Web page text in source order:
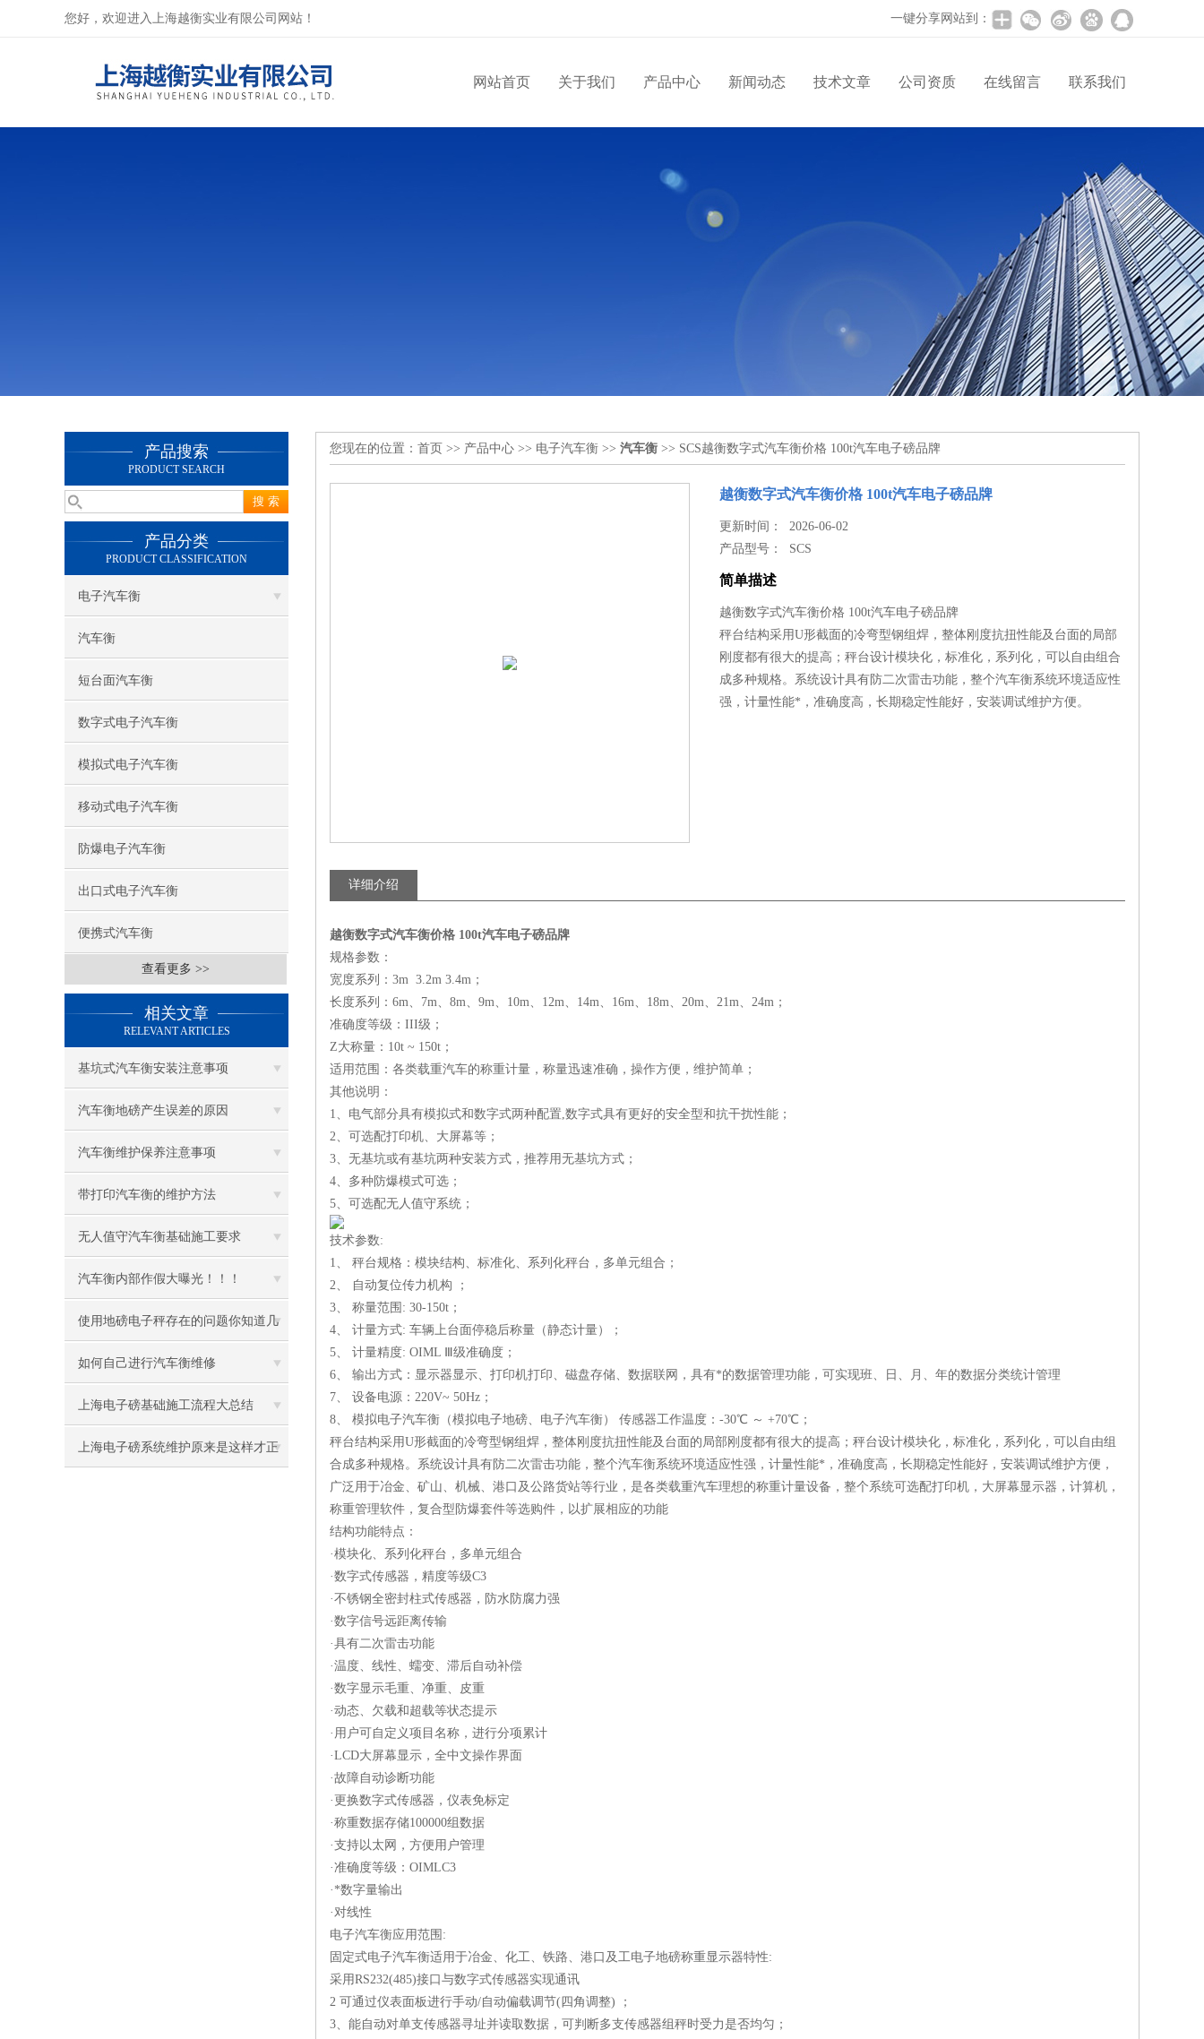
您好，欢迎进入上海越衡实业有限公司网站！ 一键分享网站到：
网站首页 关于我们 产品中心 新闻动态 技术文章 公司资质 在线留言 联系我们
产品搜索
PRODUCT SEARCH
产品分类
PRODUCT CLASSIFICATION
电子汽车衡
汽车衡
短台面汽车衡
数字式电子汽车衡
模拟式电子汽车衡
移动式电子汽车衡
防爆电子汽车衡
出口式电子汽车衡
便携式汽车衡
查看更多 >>
相关文章
RELEVANT ARTICLES
基坑式汽车衡安装注意事项
汽车衡地磅产生误差的原因
汽车衡维护保养注意事项
带打印汽车衡的维护方法
无人值守汽车衡基础施工要求
汽车衡内部作假大曝光！！！
使用地磅电子秤存在的问题你知道几
个
如何自己进行汽车衡维修
上海电子磅基础施工流程大总结
上海电子磅系统维护原来是这样才正
您现在的位置： 首页 >> 产品中心 >> 电子汽车衡 >> 汽车衡 >> SCS越衡数字式汽车衡价格 100t汽车电子磅品牌
越衡数字式汽车衡价格 100t汽车电子磅品牌
更新时间： 2026-06-02
产品型号： SCS
简单描述
越衡数字式汽车衡价格 100t汽车电子磅品牌
秤台结构采用U形截面的冷弯型钢组焊，整体刚度抗扭性能及台面的局部
刚度都有很大的提高；秤台设计模块化，标准化，系列化，可以自由组合
成多种规格。系统设计具有防二次雷击功能，整个汽车衡系统环境适应性
强，计量性能*，准确度高，长期稳定性能好，安装调试维护方便。
详细介绍
越衡数字式汽车衡价格 100t汽车电子磅品牌
规格参数：
宽度系列：3m 3.2m 3.4m；
长度系列：6m、7m、8m、9m、10m、12m、14m、16m、18m、20m、21m、24m；
准确度等级：III级；
Z大称量：10t ~ 150t；
适用范围：各类载重汽车的称重计量，称量迅速准确，操作方便，维护简单；
其他说明：
1、电气部分具有模拟式和数字式两种配置,数字式具有更好的安全型和抗干扰性能；
2、可选配打印机、大屏幕等；
3、无基坑或有基坑两种安装方式，推荐用无基坑方式；
4、多种防爆模式可选；
5、可选配无人值守系统；
技术参数:
1、 秤台规格：模块结构、标准化、系列化秤台，多单元组合；
2、 自动复位传力机构 ；
3、 称量范围: 30-150t；
4、 计量方式: 车辆上台面停稳后称量（静态计量）；
5、 计量精度: OIML Ⅲ级准确度；
6、 输出方式：显示器显示、打印机打印、磁盘存储、数据联网，具有*的数据管理功能，可实现班、日、月、年的数据分类统计管理
7、 设备电源：220V~ 50Hz；
8、 模拟电子汽车衡（模拟电子地磅、电子汽车衡） 传感器工作温度：-30℃ ～ +70℃；
秤台结构采用U形截面的冷弯型钢组焊，整体刚度抗扭性能及台面的局部刚度都有很大的提高；秤台设计模块化，标准化，系列化，可以自由组
合成多种规格。系统设计具有防二次雷击功能，整个汽车衡系统环境适应性强，计量性能*，准确度高，长期稳定性能好，安装调试维护方便，
广泛用于冶金、矿山、机械、港口及公路货站等行业，是各类载重汽车理想的称重计量设备，整个系统可选配打印机，大屏幕显示器，计算机，
称重管理软件，复合型防爆套件等选购件，以扩展相应的功能
结构功能特点：
·模块化、系列化秤台，多单元组合
·数字式传感器，精度等级C3
·不锈钢全密封柱式传感器，防水防腐力强
·数字信号远距离传输
·具有二次雷击功能
·温度、线性、蠕变、滞后自动补偿
·数字显示毛重、净重、皮重
·动态、欠载和超载等状态提示
·用户可自定义项目名称，进行分项累计
·LCD大屏幕显示，全中文操作界面
·故障自动诊断功能
·更换数字式传感器，仪表免标定
·称重数据存储100000组数据
·支持以太网，方便用户管理
·准确度等级：OIMLC3
·*数字量输出
·对线性
电子汽车衡应用范围:
固定式电子汽车衡适用于冶金、化工、铁路、港口及工电子地磅称重显示器特性:
采用RS232(485)接口与数字式传感器实现通讯
2 可通过仪表面板进行手动/自动偏载调节(四角调整) ；
3、能自动对单支传感器寻址并读取数据，可判断多支传感器组秤时受力是否均匀；